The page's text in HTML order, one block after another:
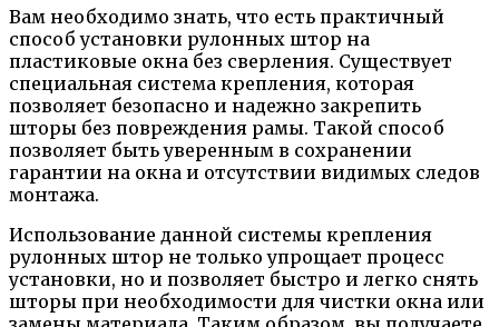
Вам необходимо знать, что есть практичный
способ установки рулонных штор на
пластиковые окна без сверления. Существует
специальная система крепления, которая
позволяет безопасно и надежно закрепить
шторы без повреждения рамы. Такой способ
позволяет быть уверенным в сохранении
гарантии на окна и отсутствии видимых следов
монтажа.
Использование данной системы крепления
рулонных штор не только упрощает процесс
установки, но и позволяет быстро и легко снять
шторы при необходимости для чистки окна или